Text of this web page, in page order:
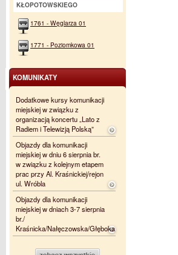
KŁOPOTOWSKIEGO
1761 - Węglarza 01
1771 - Poziomkowa 01
KOMUNIKATY
Dodatkowe kursy komunikacji
miejskiej w związku z
organizacją koncertu „Lato z
Radiem i Telewizją Polską”
Objazdy dla komunikacji
miejskiej w dniu 6 sierpnia br.
w związku z kolejnym etapem
prac przy Al. Kraśnickiej/rejon
ul. Wróbla
Objazdy dla komunikacji
miejskiej w dniach 3-7 sierpnia
br./
Kraśnicka/Nałęczowska/Głęboka